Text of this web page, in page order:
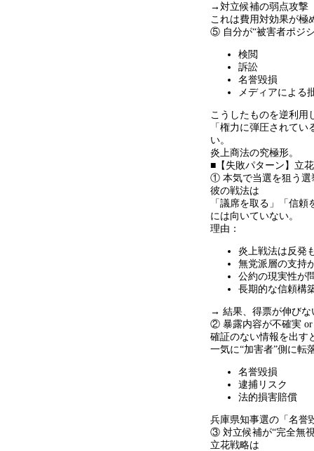
→ 対立候補の弱点攻撃
これは費用対効果が極
⑤ 自分が“被害者ポジ
検閲
訴訟
名誉毀損
メディアによる
こうしたものを逆利用
「権力に弾圧されて
い。
炎上商法の究極形。
■【失敗パターン】立
① 本気で当選を狙う選
彼の戦法は
「議席を取る」「信
には向いていない。
理由：
炎上戦法は反発
無党派層の支持
公約の現実性が
長期的な信頼構
→ 結果、得票が伸びな
② 暴露内容が不確実
確証のない情報を出す
一気に“加害者”側に転
名誉毀損
逮捕リスク
法的損害賠償
兵庫県知事選の「名誉
③ 対立候補が“完全無
立花戦略は